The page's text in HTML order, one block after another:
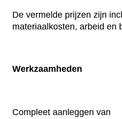
De vermelde prijzen zijn
materiaalkosten, arbeid en
Werkzaamheden
Compleet aanleggen van